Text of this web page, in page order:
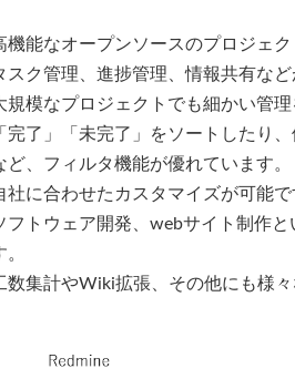
機能なオープンソースのプロジェク
スク管理、進捗管理、情報共有など
規模なプロジェクトでも細かい管理
「完了」「未完了」をソートしたり
ど、フィルタ機能が優れています。
社に合わせたカスタマイズが可能で
フトウェア開発、webサイト制作
。
工数集計やWiki拡張、その他にも様